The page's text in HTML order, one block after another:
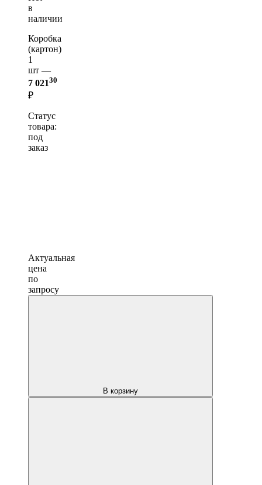
в
наличии
Коробка
(картон)
1
шт —
7 02130
₽
Статус
товара:
под
заказ
Актуальная
цена
по
запросу
В корзину